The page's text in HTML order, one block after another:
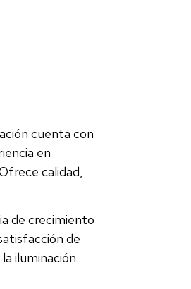
cuenta con
en
calidad,
de crecimiento
de
iluminación.